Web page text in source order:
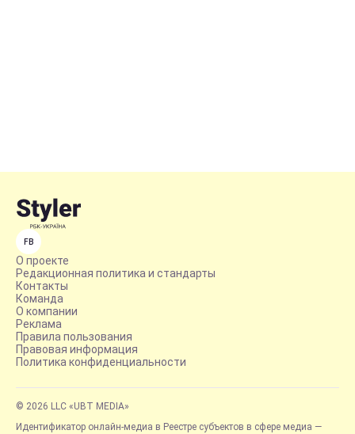
FB
О проекте
Редакционная политика и стандарты
Контакты
Команда
О компании
Реклама
Правила пользования
Правовая информация
Политика конфиденциальности
© 2026 LLC «UBT MEDIA»
Идентификатор онлайн-медиа в Реестре субъектов в сфере медиа —